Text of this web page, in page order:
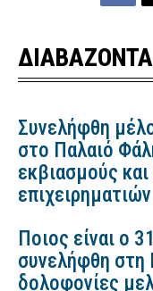
Συνελήφθη
στο Παλαιό
εκβιασμούς
επιχειρηματιών
Ποιος είναι ο
συνελήφθη στη
δολοφονίες